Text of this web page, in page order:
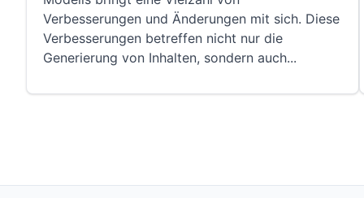
Verbesserungen und Änderungen mit sich. Diese
Verbesserungen betreffen nicht nur die
Generierung von Inhalten, sondern auch...